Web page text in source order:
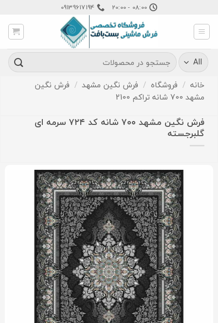
content
08:00 - 20:00
09139617194
جستجو
برای:
خانه / فروشگاه / فرش نگین مشهد / فرش نگین
مشهد 700 شانه تراکم 2100
فرش نگین مشهد ۷۰۰ شانه کد ۷۲۴ سرمه ای
گلبرجسته